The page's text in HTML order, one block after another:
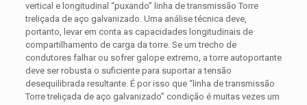
vertical e longitudinal “puxando” linha de transmissão Torre
treliçada de aço galvanizado. Uma análise técnica deve,
portanto, levar em conta as capacidades longitudinais de
compartilhamento de carga da torre. Se um trecho de
condutores falhar ou sofrer galope extremo, a torre autoportante
deve ser robusta o suficiente para suportar a tensão
desequilibrada resultante. É por isso que “linha de transmissão
Torre treliçada de aço galvanizado” condição é muitas vezes um